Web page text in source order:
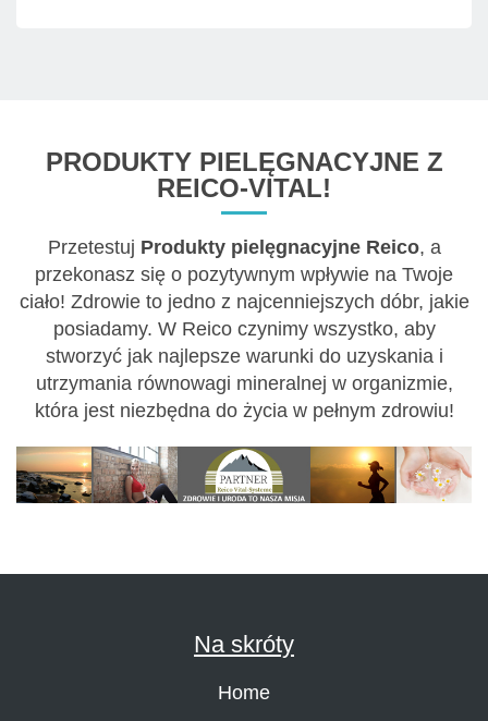
PRODUKTY PIELĘGNACYJNE Z
REICO-VITAL!
Przetestuj Produkty pielęgnacyjne Reico, a
przekonasz się o pozytywnym wpływie na Twoje
ciało! Zdrowie to jedno z najcenniejszych dóbr, jakie
posiadamy. W Reico czynimy wszystko, aby
stworzyć jak najlepsze warunki do uzyskania i
utrzymania równowagi mineralnej w organizmie,
która jest niezbędna do życia w pełnym zdrowiu!
Na skróty
Home